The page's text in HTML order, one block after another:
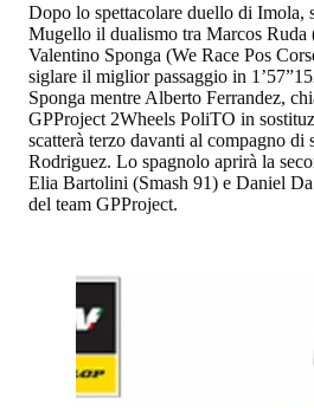
Dopo lo spettacolare duello di Imola,
Mugello il dualismo tra Marcos
Valentino Sponga (We Race Pos
siglare il miglior passaggio in
Sponga mentre Alberto Ferrandez,
GPProject 2Wheels PoliTO in
scatterà terzo davanti al compagno di
Rodriguez. Lo spagnolo aprirà la
Elia Bartolini (Smash 91) e Daniel
del team GPProject.